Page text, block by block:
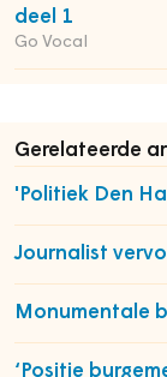
deel 1
Go Vocal
Gerelateerde
'Politiek Den
Journalist
Monumentale
‘Positie